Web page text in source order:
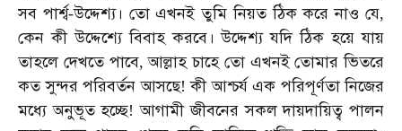
সব পার্শ্ব-উদ্দেশ্য। তো এখনই তুমি নিয়ত ঠিক করে নাও যে,
কেন কী উদ্দেশ্যে বিবাহ করবে। উদ্দেশ্য যদি ঠিক হয়ে যায়
তাহলে দেখতে পাবে,আল্লাহ চাহে তো এখনই তোমার ভিতরে
কত সুন্দর পরিবর্তন আসছে!কী আশ্চর্য এক পরিপূর্ণতা নিজের
মধ্যে অনুভূত হচ্ছে!আগামী জীবনের সকল দায়দায়িত্ব পালন